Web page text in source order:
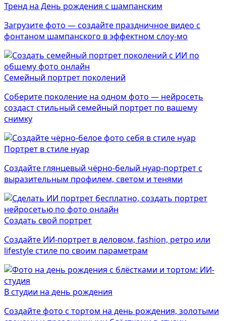
Тренд на День рождения с шампанским
Загрузите фото — создайте праздничное видео с
фонтаном шампанского в эффектном слоу-мо
Семейный портрет поколений
Соберите поколение на одном фото — нейросеть
создаст стильный семейный портрет по вашему
снимку
Портрет в стиле нуар
Создайте глянцевый чёрно-белый нуар-портрет с
выразительным профилем, светом и тенями
Создать свой портрет
Создайте ИИ-портрет в деловом, fashion, ретро или
lifestyle стиле по своим параметрам
В студии на день рождения
Создайте фото с тортом на день рождения, золотыми